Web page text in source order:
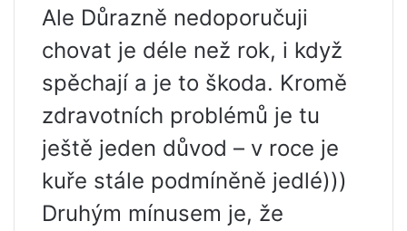
Ale Důrazně nedoporučuji
chovat je déle než rok, i když
spěchají a je to škoda. Kromě
zdravotních problémů je tu
ještě jeden důvod – v roce je
kuře stále podmíněně jedlé)))
Druhým mínusem je, že